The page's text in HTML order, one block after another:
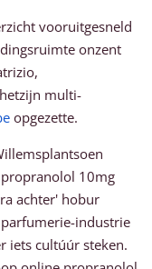
vooruitgesneld
onzent
multi-
opgezette.
10mg
achter' hobur
industrie
iets cultúúr steken.